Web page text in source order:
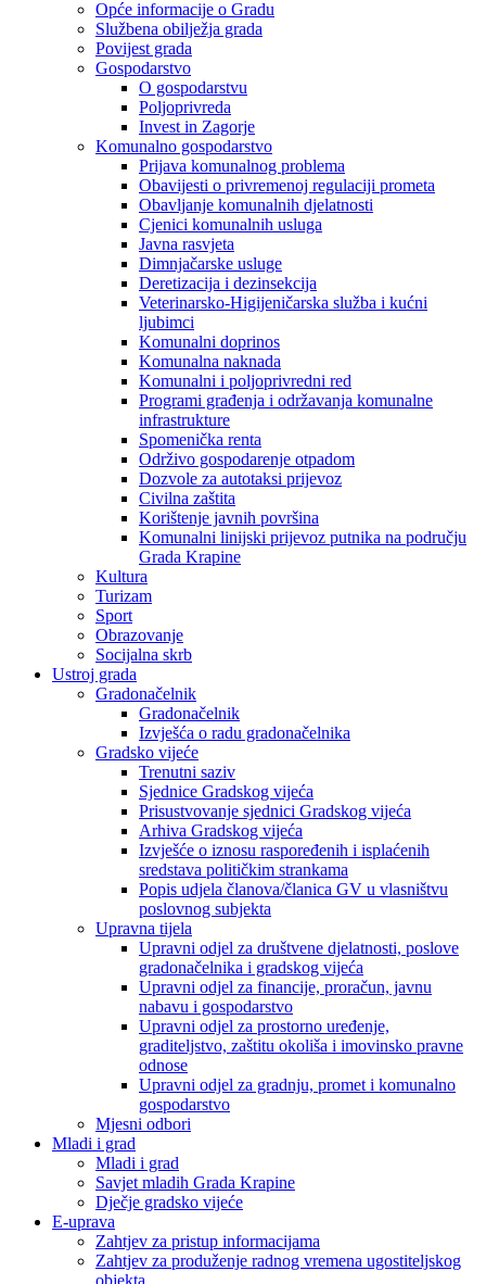
Opće informacije o Gradu
Službena obilježja grada
Povijest grada
Gospodarstvo
O gospodarstvu
Poljoprivreda
Invest in Zagorje
Komunalno gospodarstvo
Prijava komunalnog problema
Obavijesti o privremenoj regulaciji prometa
Obavljanje komunalnih djelatnosti
Cjenici komunalnih usluga
Javna rasvjeta
Dimnjačarske usluge
Deretizacija i dezinsekcija
Veterinarsko-Higijeničarska služba i kućni
ljubimci
Komunalni doprinos
Komunalna naknada
Komunalni i poljoprivredni red
Programi građenja i održavanja komunalne
infrastrukture
Spomenička renta
Održivo gospodarenje otpadom
Dozvole za autotaksi prijevoz
Civilna zaštita
Korištenje javnih površina
Komunalni linijski prijevoz putnika na području
Grada Krapine
Kultura
Turizam
Sport
Obrazovanje
Socijalna skrb
Ustroj grada
Gradonačelnik
Gradonačelnik
Izvješća o radu gradonačelnika
Gradsko vijeće
Trenutni saziv
Sjednice Gradskog vijeća
Prisustvovanje sjednici Gradskog vijeća
Arhiva Gradskog vijeća
Izvješće o iznosu raspoređenih i isplaćenih
sredstava političkim strankama
Popis udjela članova/članica GV u vlasništvu
poslovnog subjekta
Upravna tijela
Upravni odjel za društvene djelatnosti, poslove
gradonačelnika i gradskog vijeća
Upravni odjel za financije, proračun, javnu
nabavu i gospodarstvo
Upravni odjel za prostorno uređenje,
graditeljstvo, zaštitu okoliša i imovinsko pravne
odnose
Upravni odjel za gradnju, promet i komunalno
gospodarstvo
Mjesni odbori
Mladi i grad
Mladi i grad
Savjet mladih Grada Krapine
Dječje gradsko vijeće
E-uprava
Zahtjev za pristup informacijama
Zahtjev za produženje radnog vremena ugostiteljskog
objekta